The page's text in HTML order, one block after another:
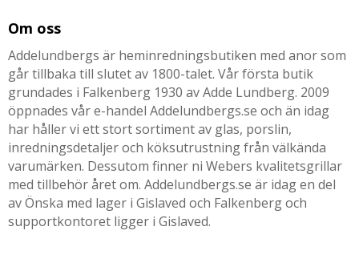
Om oss
Addelundbergs är heminredningsbutiken med anor som
går tillbaka till slutet av 1800-talet. Vår första butik
grundades i Falkenberg 1930 av Adde Lundberg. 2009
öppnades vår e-handel Addelundbergs.se och än idag
har håller vi ett stort sortiment av glas, porslin,
inredningsdetaljer och köksutrustning från välkända
varumärken. Dessutom finner ni Webers kvalitetsgrillar
med tillbehör året om. Addelundbergs.se är idag en del
av Önska med lager i Gislaved och Falkenberg och
supportkontoret ligger i Gislaved.